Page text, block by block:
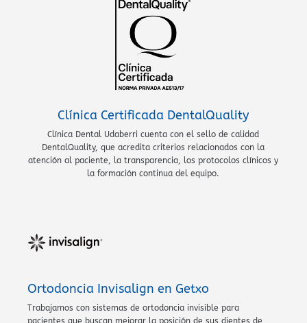
Clínica Certificada DentalQuality
Clínica Dental Udaberri cuenta con el sello de calidad
DentalQuality, que acredita criterios relacionados con la
atención al paciente, la transparencia, los protocolos clínicos y
la formación continua del equipo.
Ortodoncia Invisalign en Getxo
Trabajamos con sistemas de ortodoncia invisible para
pacientes que buscan mejorar la posición de sus dientes de